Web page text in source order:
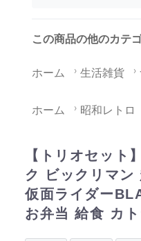
この商品の他のカテ
ホーム 生活雑貨
ホーム 昭和レトロ
【トリオセット
ク ビックリマン
仮面ライダー
お弁当 給食 カ